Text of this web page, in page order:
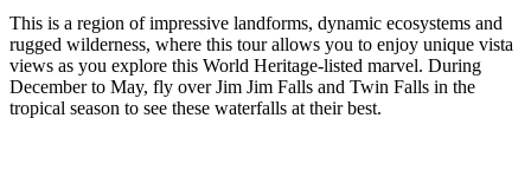
Rechercher:
This is a region of impressive landforms, dynamic ecosystems and
rugged wilderness, where this tour allows you to enjoy unique vista
views as you explore this World Heritage-listed marvel. During
December to May, fly over Jim Jim Falls and Twin Falls in the
tropical season to see these waterfalls at their best.